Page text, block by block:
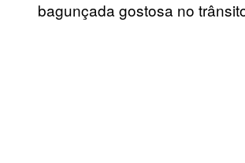
bagunçada gostosa no